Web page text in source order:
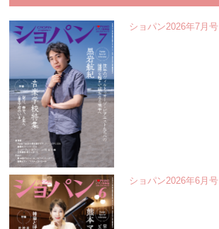
ショパン2026年7月号
ショパン2026年6月号